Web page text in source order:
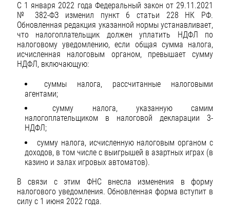
С 1 января 2022 года Федеральный закон от 29.11.2021
№ 382-ФЗ изменил пункт 6 статьи 228 НК РФ.
Обновленная редакция указанной нормы устанавливает,
что налогоплательщик должен уплатить НДФЛ по
налоговому уведомлению, если общая сумма налога,
исчисленная налоговым органом, превышает сумму
НДФЛ, включающую:
суммы налога, рассчитанные налоговыми
агентами;
сумму налога, указанную самим
налогоплательщиком в налоговой декларации 3-
НДФЛ;
сумму налога, исчисленную налоговым органом с
доходов, в том числе с выигрышей в азартных играх (в
казино и залах игровых автоматов).
В связи с этим ФНС внесла изменения в форму
налогового уведомления. Обновленная форма вступит в
силу с 1 июня 2022 года.